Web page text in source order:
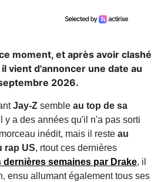
moment, et après avoir clashé
vient d'annoncer une date au
2026.
Jay-Z semble au top de sa
y a des années qu'il n'a pas sorti
inédit, mais il reste au
rap US, rtout ces dernières
dernières semaines par Drake, il
ensu allumant également tous ses